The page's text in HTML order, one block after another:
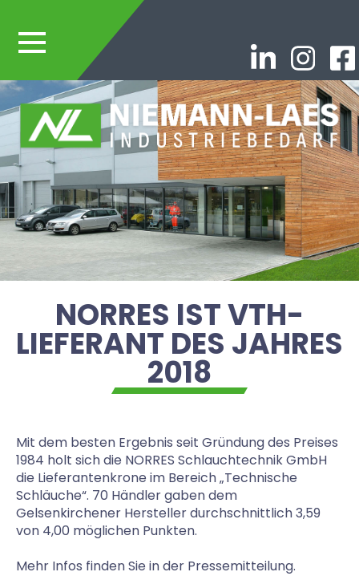
NORRES IST VTH-
LIEFERANT DES JAHRES
2018
Mit dem besten Ergebnis seit Gründung des Preises
1984 holt sich die NORRES Schlauchtechnik GmbH
die Lieferantenkrone im Bereich „Technische
Schläuche“. 70 Händler gaben dem
Gelsenkirchener Hersteller durchschnittlich 3,59
von 4,00 möglichen Punkten.
Mehr Infos finden Sie in der Pressemitteilung.